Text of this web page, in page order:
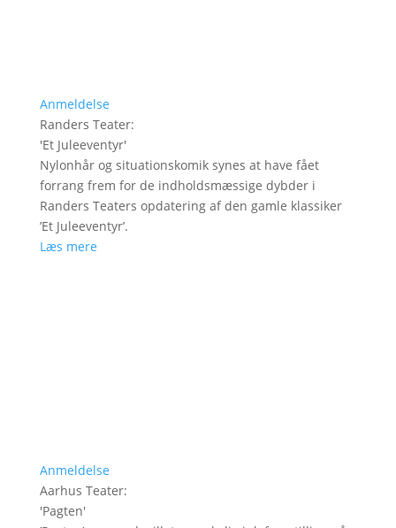
Anmeldelse
Randers Teater:
'Et Juleeventyr'
Nylonhår og situationskomik synes at have fået
forrang frem for de indholdsmæssige dybder i
Randers Teaters opdatering af den gamle klassiker
’Et Juleeventyr’.
Læs mere
Anmeldelse
Aarhus Teater:
'Pagten'